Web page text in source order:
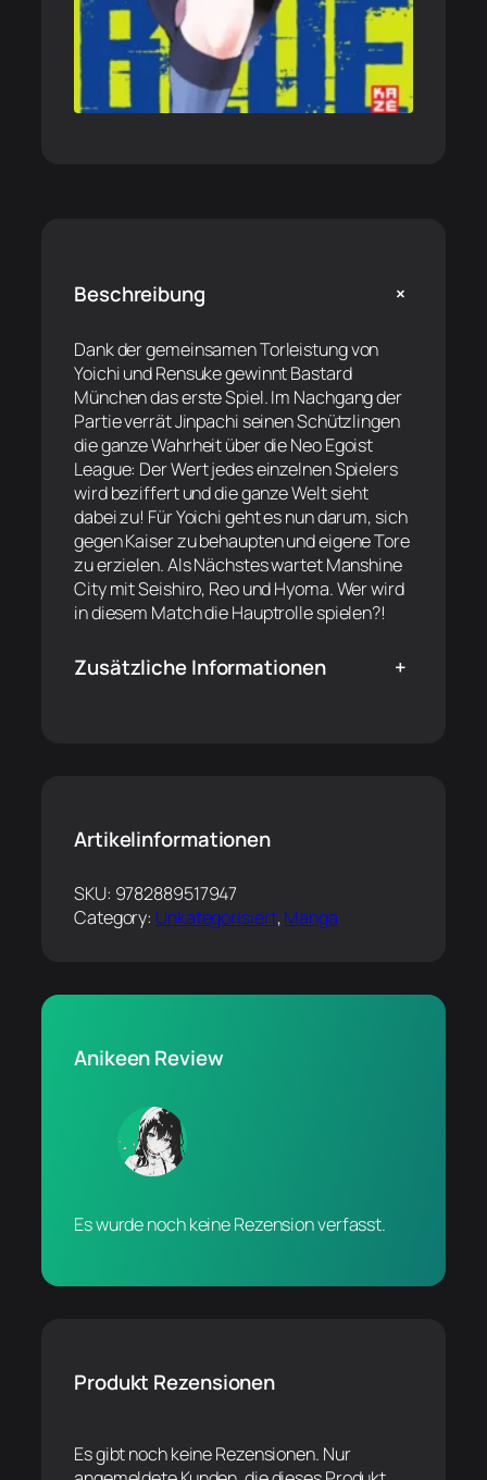
Beschreibung +
Dank der gemeinsamen Torleistung von
Yoichi und Rensuke gewinnt Bastard
München das erste Spiel. Im Nachgang der
Partie verrät Jinpachi seinen Schützlingen
die ganze Wahrheit über die Neo Egoist
League: Der Wert jedes einzelnen Spielers
wird beziffert und die ganze Welt sieht
dabei zu! Für Yoichi geht es nun darum, sich
gegen Kaiser zu behaupten und eigene Tore
zu erzielen. Als Nächstes wartet Manshine
City mit Seishiro, Reo und Hyoma. Wer wird
in diesem Match die Hauptrolle spielen?!
Zusätzliche Informationen +
Artikelinformationen
SKU: 9782889517947
Category: Unkategorisiert, Manga
Anikeen Review
Es wurde noch keine Rezension verfasst.
Produkt Rezensionen
Es gibt noch keine Rezensionen. Nur